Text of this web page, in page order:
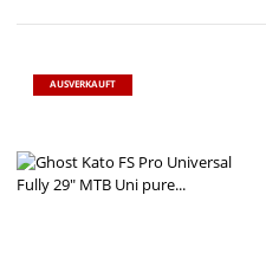
AUSVERKAUFT